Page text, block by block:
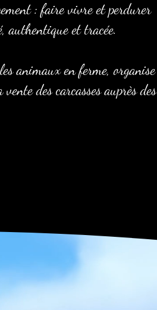
: faire vivre et perdurer
authentique et tracée.
animaux en ferme, organise
des carcasses auprès des